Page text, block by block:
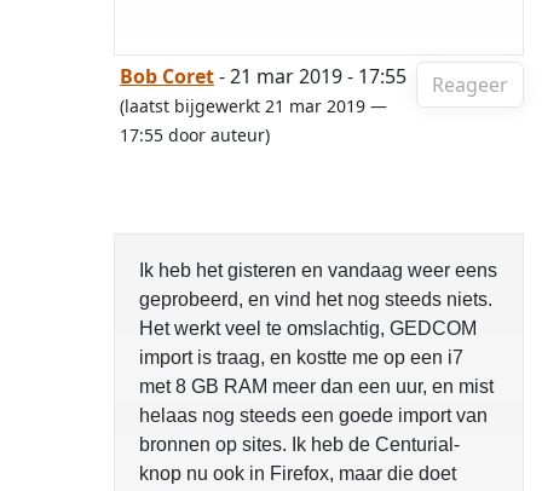
Reageer
Bob Coret- 21 mar 2019 - 17:55
(laatst bijgewerkt 21 mar 2019 —
17:55 door auteur)
Ik heb het gisteren en vandaag weer eens
geprobeerd, en vind het nog steeds niets.
Het werkt veel te omslachtig, GEDCOM
import is traag, en kostte me op een i7
met 8 GB RAM meer dan een uur, en mist
helaas nog steeds een goede import van
bronnen op sites. Ik heb de Centurial-
knop nu ook in Firefox, maar die doet